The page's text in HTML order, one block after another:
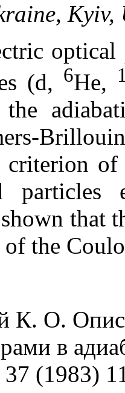
Kyiv,
(d, 6He,
criterion
particles
that
the
К. О.
в
(1983)